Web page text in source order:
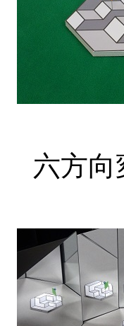
六方向